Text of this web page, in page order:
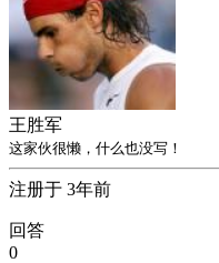
王胜军
这家伙很懒，什么也没写！
注册于 3年前
回答
0